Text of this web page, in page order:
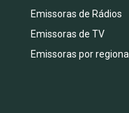
Emissoras de Rádios
Emissoras de TV
Emissoras por regional